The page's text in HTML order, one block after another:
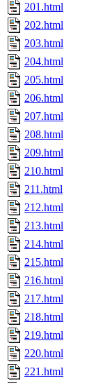
201.html
202.html
203.html
204.html
205.html
206.html
207.html
208.html
209.html
210.html
211.html
212.html
213.html
214.html
215.html
216.html
217.html
218.html
219.html
220.html
221.html